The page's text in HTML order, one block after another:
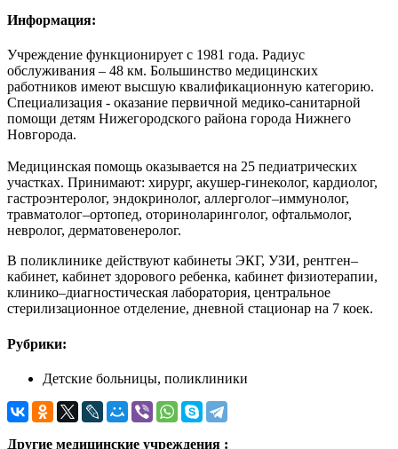
Информация:
Учреждение функционирует с 1981 года. Радиус
обслуживания – 48 км. Большинство медицинских
работников имеют высшую квалификационную категорию.
Специализация - оказание первичной медико-санитарной
помощи детям Нижегородского района города Нижнего
Новгорода.
Медицинская помощь оказывается на 25 педиатрических
участках. Принимают: хирург, акушер-гинеколог, кардиолог,
гастроэнтеролог, эндокринолог, аллерголог–иммунолог,
травматолог–ортопед, оториноларинголог, офтальмолог,
невролог, дерматовенеролог.
В поликлинике действуют кабинеты ЭКГ, УЗИ, рентген–
кабинет, кабинет здорового ребенка, кабинет физиотерапии,
клинико–диагностическая лаборатория, центральное
стерилизационное отделение, дневной стационар на 7 коек.
Рубрики:
Детские больницы, поликлиники
Другие медицинские учреждения :